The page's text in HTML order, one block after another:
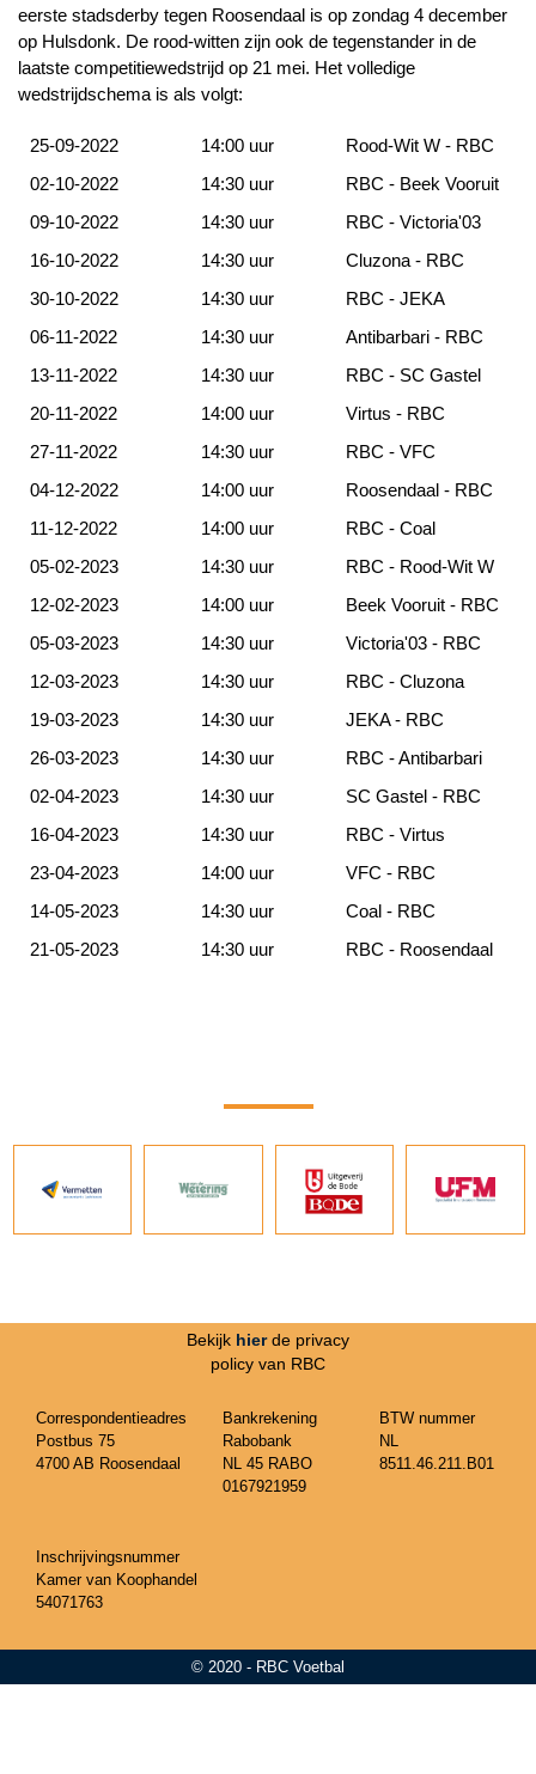
eerste stadsderby tegen Roosendaal is op zondag 4 december
op Hulsdonk. De rood-witten zijn ook de tegenstander in de
laatste competitiewedstrijd op 21 mei. Het volledige
wedstrijdschema is als volgt:
25-09-2022 14:00 uur
Rood-Wit W - RBC
02-10-2022
14:30 uur
RBC - Beek Vooruit
09-10-2022
14:30 uur
RBC - Victoria'03
16-10-2022
14:30 uur
Cluzona - RBC
30-10-2022
14:30 uur
RBC - JEKA
06-11-2022
14:30 uur
Antibarbari - RBC
13-11-2022
14:30 uur
RBC - SC Gastel
20-11-2022
14:00 uur
Virtus - RBC
27-11-2022
14:30 uur
RBC - VFC
04-12-2022
14:00 uur
Roosendaal - RBC
11-12-2022
14:00 uur
RBC - Coal
05-02-2023
14:30 uur
RBC - Rood-Wit W
12-02-2023
14:00 uur
Beek Vooruit - RBC
05-03-2023
14:30 uur
Victoria'03 - RBC
12-03-2023
14:30 uur
RBC - Cluzona
19-03-2023
14:30 uur
JEKA - RBC
26-03-2023
14:30 uur
RBC - Antibarbari
02-04-2023
14:30 uur
SC Gastel - RBC
16-04-2023
14:30 uur
RBC - Virtus
23-04-2023
14:00 uur
VFC - RBC
14-05-2023
14:30 uur
Coal - RBC
21-05-2023
14:30 uur RBC - Roosendaal
Bekijk hier de privacy
policy van RBC
Correspondentieadres
Postbus 75
4700 AB Roosendaal
Bankrekening
Rabobank
NL 45 RABO
0167921959
BTW nummer
NL
8511.46.211.B01
Inschrijvingsnummer
Kamer van Koophandel
54071763
© 2020 - RBC Voetbal